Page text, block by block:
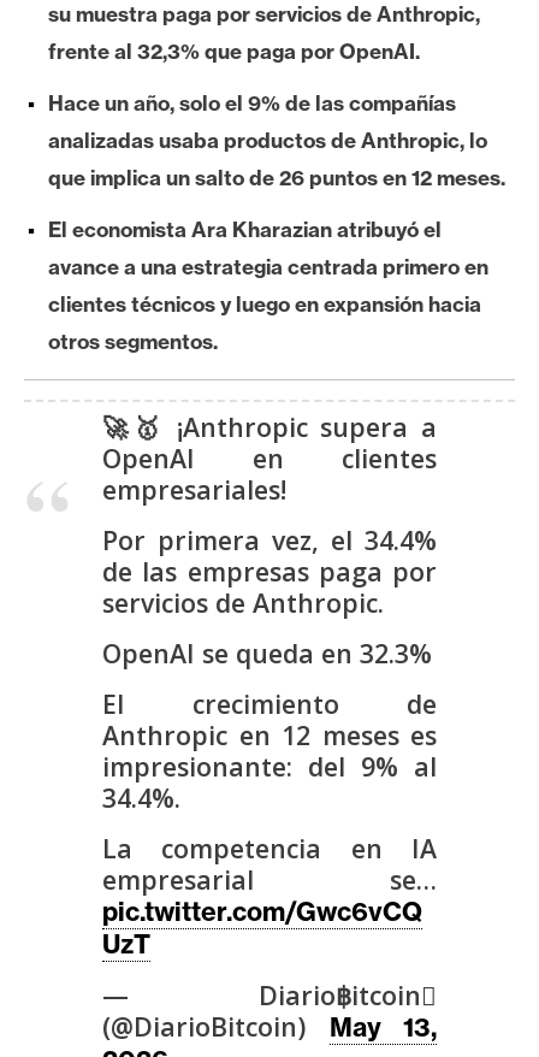
e
u
I
n
á
l
i
N
P
su muestra paga por servicios de Anthropic,
frente al 32,3% que paga por OpenAI.
Hace un año, solo el 9% de las compañías
analizadas usaba productos de Anthropic, lo
que implica un salto de 26 puntos en 12 meses.
El economista Ara Kharazian atribuyó el
avance a una estrategia centrada primero en
clientes técnicos y luego en expansión hacia
otros segmentos.
🚀🥇 ¡Anthropic supera a
OpenAI en clientes
empresariales!
Por primera vez, el 34.4%
de las empresas paga por
servicios de Anthropic.
OpenAI se queda en 32.3%
El crecimiento de
Anthropic en 12 meses es
impresionante: del 9% al
34.4%.
La competencia en IA
empresarial se…
pic.twitter.com/Gwc6vCQ
UzT
— Diario฿itcoin
(@DiarioBitcoin) May 13,